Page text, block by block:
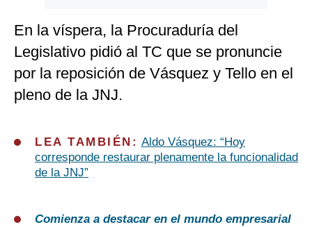
En la víspera, la Procuraduría del
Legislativo pidió al TC que se pronuncie
por la reposición de Vásquez y Tello en el
pleno de la JNJ.
LEA TAMBIÉN: Aldo Vásquez: “Hoy
corresponde restaurar plenamente la funcionalidad
de la JNJ”
Comienza a destacar en el mundo empresarial